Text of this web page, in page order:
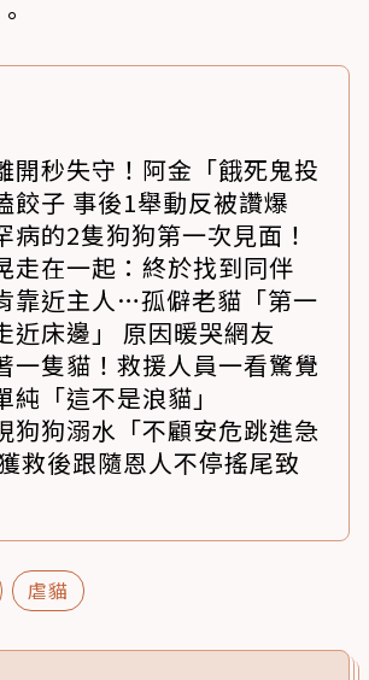
開秒失守！阿金「餓死鬼投
餃子 事後1舉動反被讚爆
病的2隻狗狗第一次見面！
走在一起：終於找到同伴
靠近主人…孤僻老貓「第一
近床邊」 原因暖哭網友
一隻貓！救援人員一看驚覺
純「這不是浪貓」
狗狗溺水「不顧安危跳進急
救後跟隨恩人不停搖尾致
虐貓